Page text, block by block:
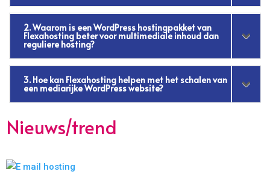
2. Waarom is een WordPress hostingpakket van
Flexahosting beter voor multimediale inhoud dan
reguliere hosting?
3. Hoe kan Flexahosting helpen met het schalen van
een mediarijke WordPress website?
Nieuws/trend